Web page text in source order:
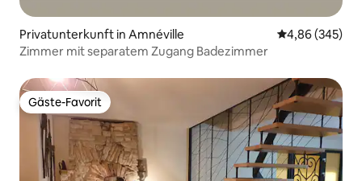
Privatunterkunft in Amnéville
4,86 (345)
Zimmer mit separatem Zugang Badezimmer
Gäste-Favorit
Gäste-Favorit